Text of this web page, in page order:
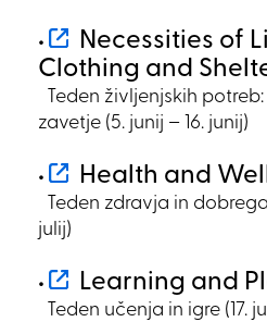
•
Necessities of
Clothing and
Teden življenjskih
zavetje (5. junij – 16. junij)
• Health and
Teden zdravja in
julij)
• Learning and
Teden učenja in igre (17.